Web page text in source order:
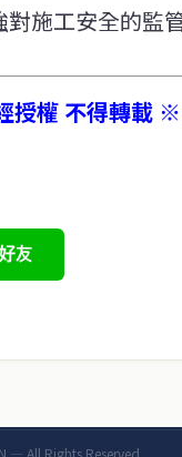
對施工安全的監
權 不得轉載
社群與社會時事，為在泰
— All Rights Reserved